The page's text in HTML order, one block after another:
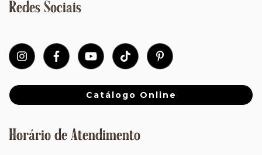
Redes Sociais
Catálogo Online
Horário de Atendimento